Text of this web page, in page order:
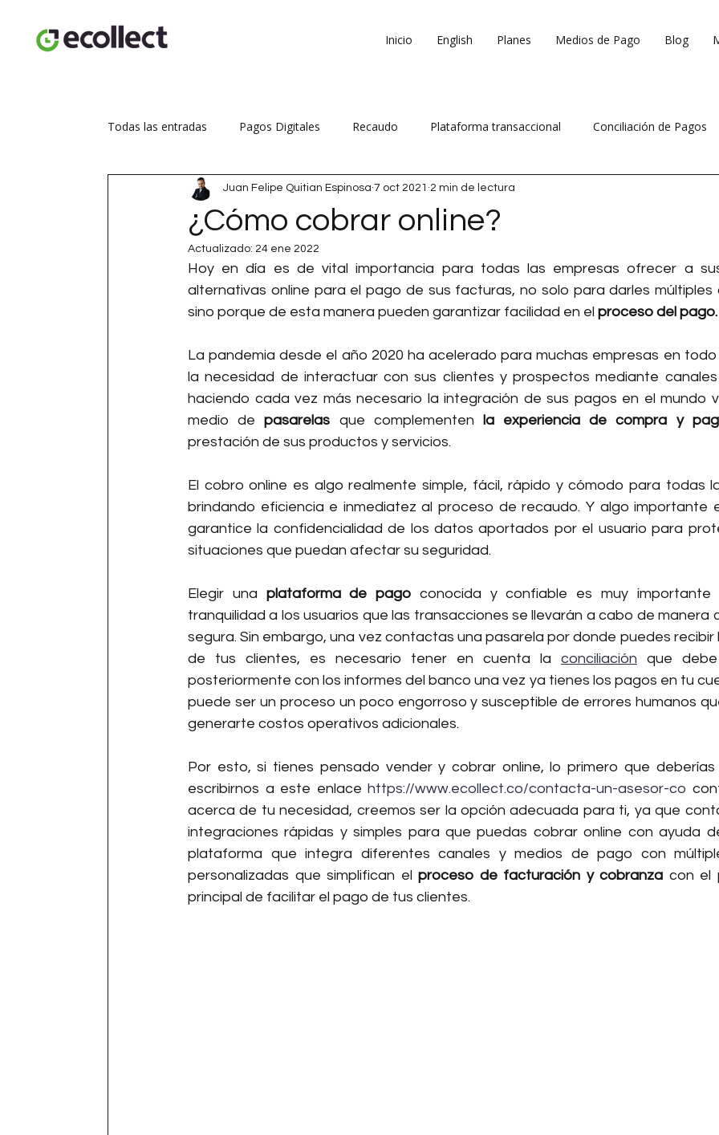
Inicio English Planes Medios de Pago Blog
Todas las entradas Pagos Digitales Recaudo Plataforma transaccional Conciliación de Pagos
Seguridad transaccional Aumenta tus ventas Reduce costos operativos
¿Cómo cobrar online?
Juan Felipe Quitian Espinosa 7 oct 2021 2 min de lectura
Actualizado: 24 ene 2022
Hoy en día es de vital importancia para todas las empresas ofrecer a
alternativas online para el pago de sus facturas, no solo para darles múltiples
sino porque de esta manera pueden garantizar facilidad en el proceso del pago.
La pandemia desde el año 2020 ha acelerado para muchas empresas en todo
la necesidad de interactuar con sus clientes y prospectos mediante canales
haciendo cada vez más necesario la integración de sus pagos en el mundo
medio de pasarelas que complementen la experiencia de compra y
prestación de sus productos y servicios.
El cobro online es algo realmente simple, fácil, rápido y cómodo para todas
brindando eficiencia e inmediatez al proceso de recaudo. Y algo importante
garantice la confidencialidad de los datos aportados por el usuario para
situaciones que puedan afectar su seguridad.
Elegir una plataforma de pago conocida y confiable es muy importante
tranquilidad a los usuarios que las transacciones se llevarán a cabo de manera
segura. Sin embargo, una vez contactas una pasarela por donde puedes recibir
de tus clientes, es necesario tener en cuenta la conciliación que
posteriormente con los informes del banco una vez ya tienes los pagos en tu
puede ser un proceso un poco engorroso y susceptible de errores humanos
generarte costos operativos adicionales.
Por esto, si tienes pensado vender y cobrar online, lo primero que
escribirnos a este enlace https://www.ecollect.co/contacta-un-asesor-co
acerca de tu necesidad, creemos ser la opción adecuada para ti, ya que
integraciones rápidas y simples para que puedas cobrar online con ayuda
plataforma que integra diferentes canales y medios de pago con
personalizadas que simplifican el proceso de facturación y cobranza con el
principal de facilitar el pago de tus clientes.